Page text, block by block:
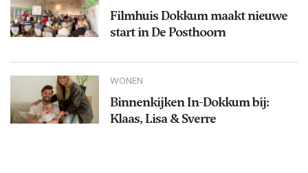
Filmhuis Dokkum maakt nieuwe
start in De Posthoorn
WONEN
Binnenkijken In-Dokkum bij:
Klaas, Lisa & Sverre